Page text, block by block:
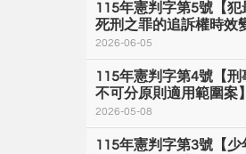
115年憲判字第5號【犯
死刑之罪的追訴權時效
2026-06-05
115年憲判字第4號【刑
不可分原則適用範圍案】
2026-05-08
115年憲判字第3號【少